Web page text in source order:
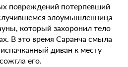
повреждений потерпевший
злоумышленница
который захоронил тело
В это время Саранча смыла
диван к месту
его.